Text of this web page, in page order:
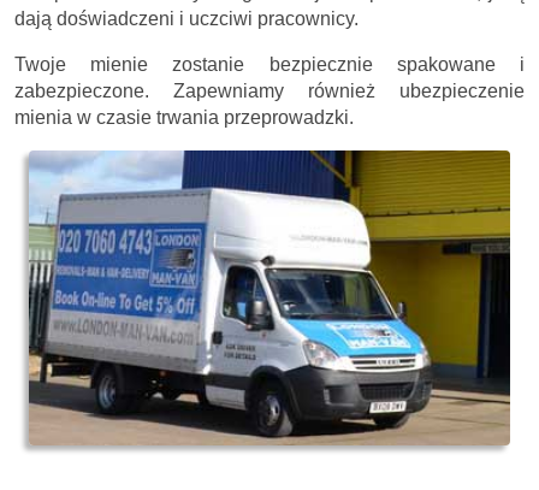
dają doświadczeni i uczciwi pracownicy.
Twoje mienie zostanie bezpiecznie spakowane i
zabezpieczone. Zapewniamy również ubezpieczenie
mienia w czasie trwania przeprowadzki.